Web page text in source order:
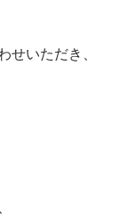
せいただき、